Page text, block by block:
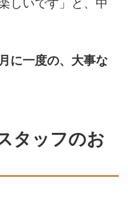
しいです」と、中
月に一度の、大事な
タッフのお